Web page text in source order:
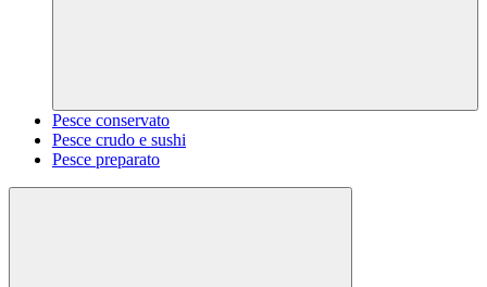
Pesce conservato
Pesce crudo e sushi
Pesce preparato